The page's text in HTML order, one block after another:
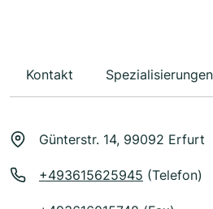
Kontakt Spezialisierungen
Günterstr. 14, 99092 Erfurt
+493615625945 (Telefon)